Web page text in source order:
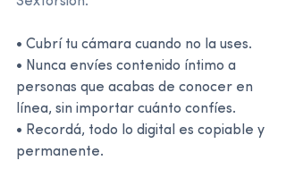
• Cubrí tu cámara cuando no la uses.
• Nunca envíes contenido íntimo a
personas que acabas de conocer en
línea, sin importar cuánto confíes.
• Recordá, todo lo digital es copiable y
permanente.